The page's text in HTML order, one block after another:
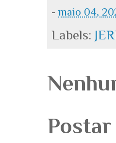
-maio 04,
Labels: